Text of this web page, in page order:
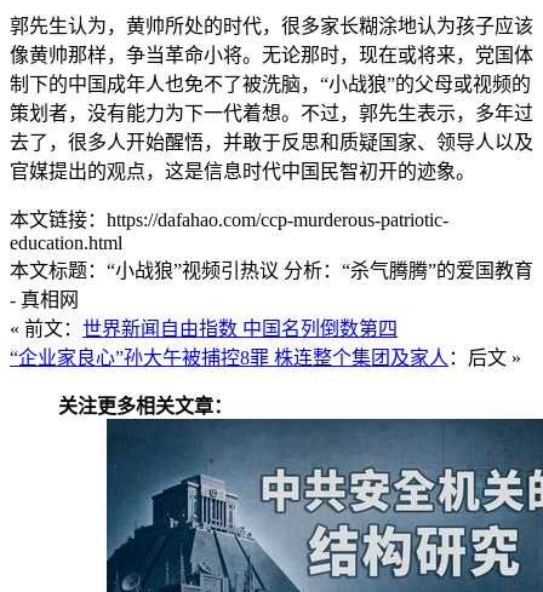
郭先生认为，黄帅所处的时代，很多家长糊涂地认为孩子应该
像黄帅那样，争当革命小将。无论那时，现在或将来，党国体
制下的中国成年人也免不了被洗脑，“小战狼”的父母或视频的
策划者，没有能力为下一代着想。不过，郭先生表示，多年过
去了，很多人开始醒悟，并敢于反思和质疑国家、领导人以及
官媒提出的观点，这是信息时代中国民智初开的迹象。
本文链接：https://dafahao.com/ccp-murderous-patriotic-
education.html
本文标题：“小战狼”视频引热议 分析：“杀气腾腾”的爱国教育
- 真相网
« 前文： 世界新闻自由指数 中国名列倒数第四
“企业家良心”孙大午被捕控8罪 株连整个集团及家人 ：后文 »
关注更多相关文章：